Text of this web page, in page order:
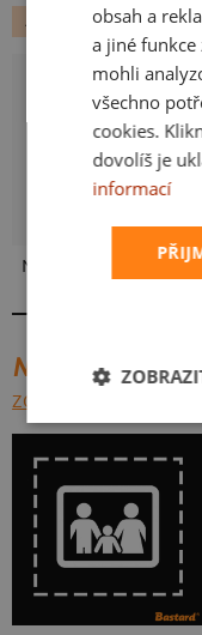
ALKOHOL
Neklidný bez piva
ZOBRAZIT VŠECHNY
obsah a
a jiné
mohli
všechno
cookies.
dovolíš je
informací